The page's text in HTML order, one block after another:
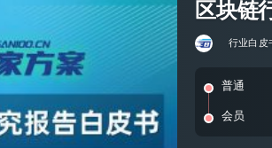
区块链
行业白皮
普通
会员